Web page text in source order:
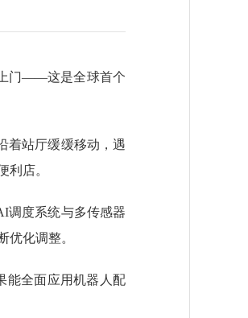
门——这是全球首个
着站厅缓缓移动，遇
利店。
调度系统与多传感器
化调整。
能全面应用机器人配